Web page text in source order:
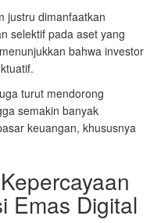
justru dimanfaatkan
selektif pada aset yang
bahwa investor
turut mendorong
semakin banyak
keuangan, khususnya
Emas Digital